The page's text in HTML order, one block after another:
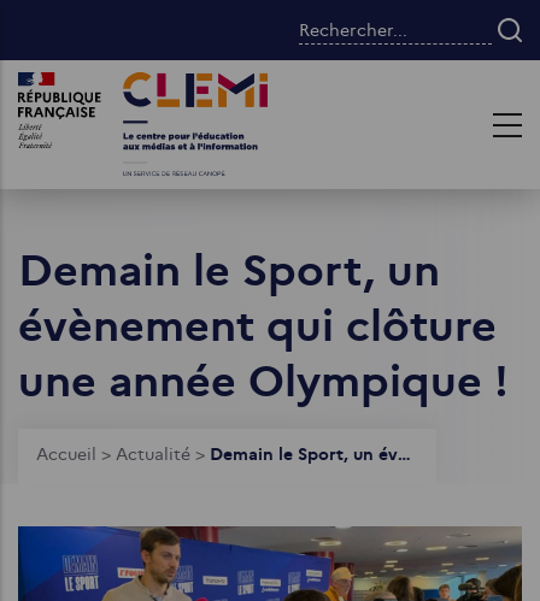
contenu
principal
Rechercher...
Images Images
Demain le Sport, un
évènement qui clôture
une année Olympique !
Fil
Accueil > Actualité > Demain le Sport, un évènement qui clôture une année Olympique !